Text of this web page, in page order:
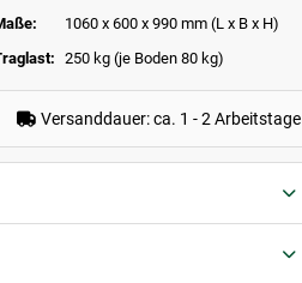
1060 x 600 x 990 mm (L x B x H)
250 kg (je Boden 80 kg)
Versanddauer: ca. 1 - 2 Arbeitstage